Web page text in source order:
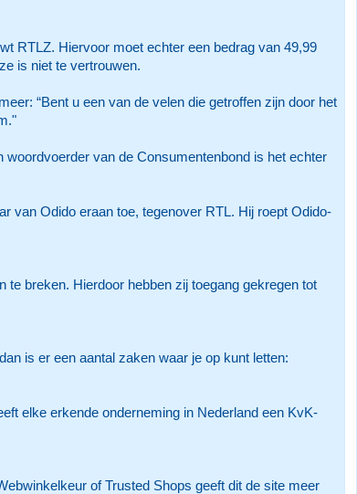
RTLZ. Hiervoor moet echter een bedrag van 49,99
is niet te vertrouwen.
“Bent u een van de velen die getroffen zijn door het
woordvoerder van de Consumentenbond is het echter
van Odido eraan toe, tegenover RTL. Hij roept Odido-
breken. Hierdoor hebben zij toegang gekregen tot
is er een aantal zaken waar je op kunt letten:
elke erkende onderneming in Nederland een KvK-
of Trusted Shops geeft dit de site meer